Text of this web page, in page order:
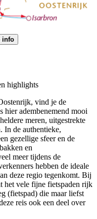
info
highlights
vind je de
hier adembenemend mooi
meren, uitgestrekte
In de authentieke,
gezellige sfeer en de
en
meer tijdens de
hebben de ideale
deze regio tegenkomt. Bij
het vele fijne fietspaden rijk
(fietspad) die maar liefst
reis ook een deel over